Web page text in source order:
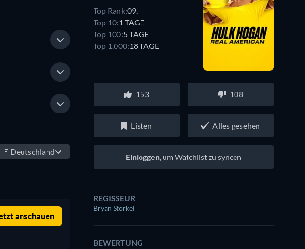
Deutschland
anschauen
Top Rank:09.
Top 10: 1 TAGE
Top 100:5 TAGE
Top 1.000:18 TAGE
153 108
Listen Alles gesehen
Einloggen, um Watchlist zu syncen
REGISSEUR
Bryan Storkel
BEWERTUNG